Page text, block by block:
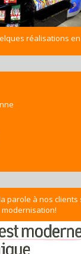
réalisations
la parole à nos
modernisation!